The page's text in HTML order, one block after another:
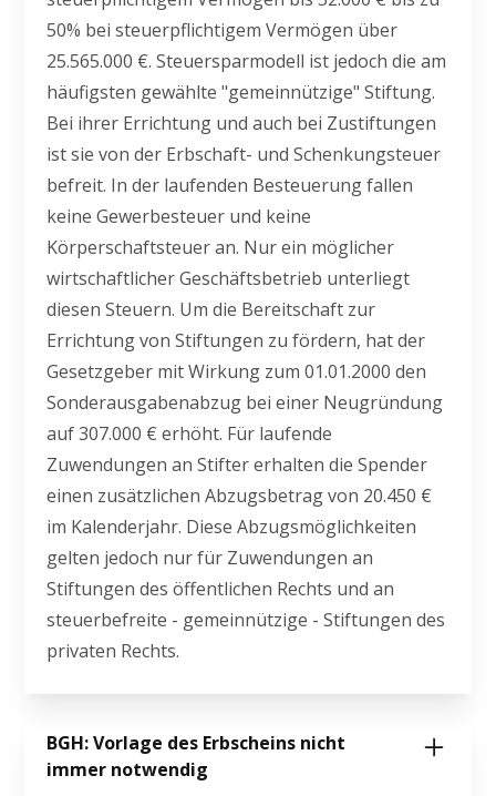
50% bei steuerpflichtigem Vermögen über
25.565.000 €. Steuersparmodell ist jedoch die am
häufigsten gewählte "gemeinnützige" Stiftung.
Bei ihrer Errichtung und auch bei Zustiftungen
ist sie von der Erbschaft- und Schenkungsteuer
befreit. In der laufenden Besteuerung fallen
keine Gewerbesteuer und keine
Körperschaftsteuer an. Nur ein möglicher
wirtschaftlicher Geschäftsbetrieb unterliegt
diesen Steuern. Um die Bereitschaft zur
Errichtung von Stiftungen zu fördern, hat der
Gesetzgeber mit Wirkung zum 01.01.2000 den
Sonderausgabenabzug bei einer Neugründung
auf 307.000 € erhöht. Für laufende
Zuwendungen an Stifter erhalten die Spender
einen zusätzlichen Abzugsbetrag von 20.450 €
im Kalenderjahr. Diese Abzugsmöglichkeiten
gelten jedoch nur für Zuwendungen an
Stiftungen des öffentlichen Rechts und an
steuerbefreite - gemeinnützige - Stiftungen des
privaten Rechts.
BGH: Vorlage des Erbscheins nicht
immer notwendig